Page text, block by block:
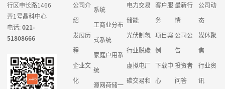
行区申长路1466
弄1号晶科中心
电话:021-
51808666
公司介
绍
发展历
程
企业文
化
系统
工商业分布
式系统
家庭户用系
统
源网荷储一
电力交易
储能
光伏制氢
行业脱碳
虚拟电厂
碳交易和
客户服
务
项目案
例
下载中
心
最新行
情
公司公
告
投资者
问答
公司动
态
媒体聚
焦
行业资
讯